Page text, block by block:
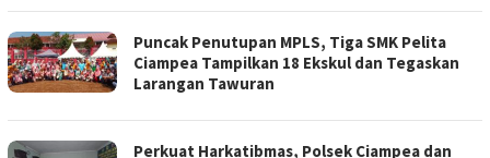
Puncak Penutupan MPLS, Tiga SMK Pelita
Ciampea Tampilkan 18 Ekskul dan Tegaskan
Larangan Tawuran ‎ ‎
Perkuat Harkatibmas, Polsek Ciampea dan